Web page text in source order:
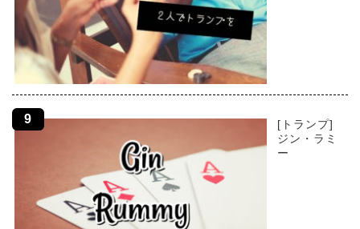
[トランプ]
ジン・ラミ
ー